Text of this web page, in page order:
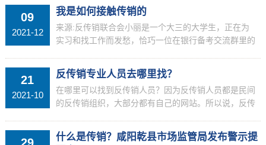
疑似陷入传销组织。接警后，辛家庙派出所值班民警王
攀和辅警...
09
2021-12
我是如何接触传销的
来源:反传销联合会小丽是一个大三的大学生，正在为
实习和找工作而发愁，恰巧一位在银行备考交流群里的
基金公司上班，也有在银行方面的朋友，对于小丽的实
习和工作...
21
2021-10
反传销专业人员去哪里找？
在哪里可以找到反传销人员？因为反传销人员都是民间
的反传销组织，大部分都有自己的网站。所以说，反传
助者在网上找到反传销人员后，都保持怀疑的态度，这
个是正常...
什么是传销？咸阳乾县市场监管局发布警示提